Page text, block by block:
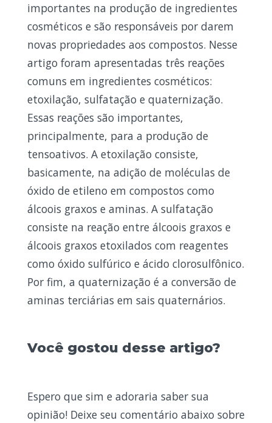
importantes na produção de ingredientes
cosméticos e são responsáveis por darem
novas propriedades aos compostos. Nesse
artigo foram apresentadas três reações
comuns em ingredientes cosméticos:
etoxilação, sulfatação e quaternização.
Essas reações são importantes,
principalmente, para a produção de
tensoativos. A etoxilação consiste,
basicamente, na adição de moléculas de
óxido de etileno em compostos como
álcoois graxos e aminas. A sulfatação
consiste na reação entre álcoois graxos e
álcoois graxos etoxilados com reagentes
como óxido sulfúrico e ácido clorosulfônico.
Por fim, a quaternização é a conversão de
aminas terciárias em sais quaternários.
Você gostou desse artigo?
Espero que sim e adoraria saber sua
opinião! Deixe seu comentário abaixo sobre